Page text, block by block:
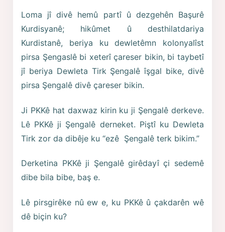
Loma jî divê hemû partî û dezgehên Başurê
Kurdisyanê; hikûmet û desthilatdariya
Kurdistanê, beriya ku dewletêmn kolonyalîst
pirsa Şengaslê bi xeterî çareser bikin, bi taybetî
jî beriya Dewleta Tirk Şengalê îşgal bike, divê
pirsa Şengalê divê çareser bikin.
Ji PKKê hat daxwaz kirin ku ji Şengalê derkeve.
Lê PKKê ji Şengalê derneket. Piştî ku Dewleta
Tirk zor da dibêje ku “ezê Şengalê terk bikim.”
Derketina PKKê ji Şengalê girêdayî çi sedemê
dibe bila bibe, baş e.
Lê pirsgirêke nû ew e, ku PKKê û çakdarên wê
dê biçin ku?